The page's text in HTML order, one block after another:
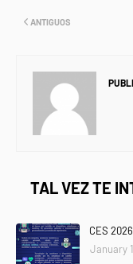
ANTIGUOS
TAL VEZ TE
CES
January